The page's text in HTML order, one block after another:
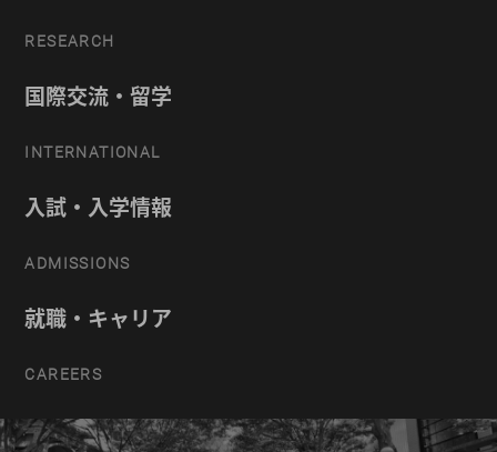
RESEARCH
国際交流・留学
INTERNATIONAL
入試・入学情報
ADMISSIONS
就職・キャリア
CAREERS